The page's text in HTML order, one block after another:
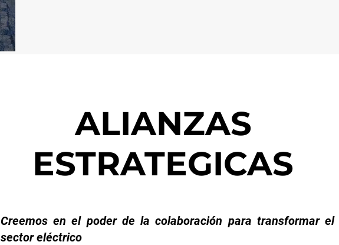
ALIANZAS
ESTRATEGICAS
Creemos en el poder de la colaboración para transformar el
sector eléctrico